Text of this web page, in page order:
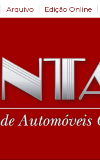
Arquivo Edição Online